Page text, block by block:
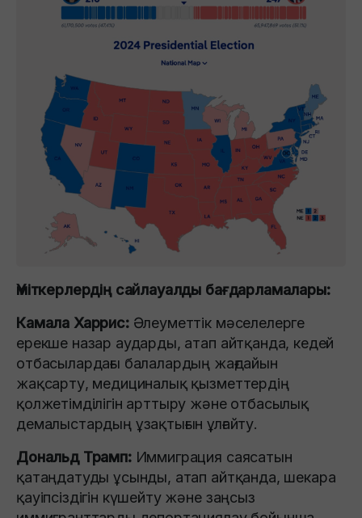
Үміткерлердің сайлауалды бағдарламалары:
Камала Харрис:Әлеуметтік мәселелерге
ерекше назар аударды, атап айтқанда, кедей
отбасылардағы балалардың жағдайын
жақсарту, медициналық қызметтердің
қолжетімділігін арттыру және отбасылық
демалыстардың ұзақтығын ұлғайту.
Дональд Трамп:Иммиграция саясатын
қатаңдатуды ұсынды, атап айтқанда, шекара
қауіпсіздігін күшейту және заңсыз